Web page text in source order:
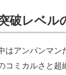
破レベル
はアンパンマン
コミカルさと超